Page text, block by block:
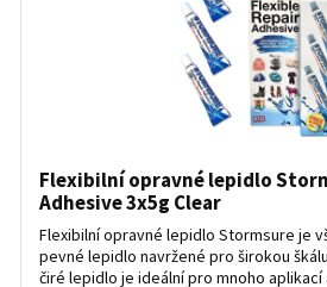
Flexibilní opravné lepidlo
Adhesive 3x5g Clear
Flexibilní opravné lepidlo Stormsure je
pevné lepidlo navržené pro širokou
čiré lepidlo je ideální pro mnoho aplikací